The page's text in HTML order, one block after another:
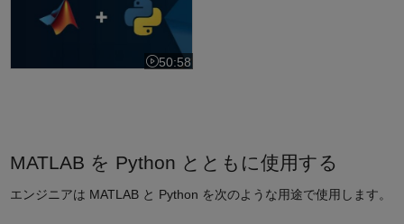
50:58
ビデオの長さ 50:58
MATLAB を Python とともに使用する
エンジニアは MATLAB と Python を次のような用途で使用します。